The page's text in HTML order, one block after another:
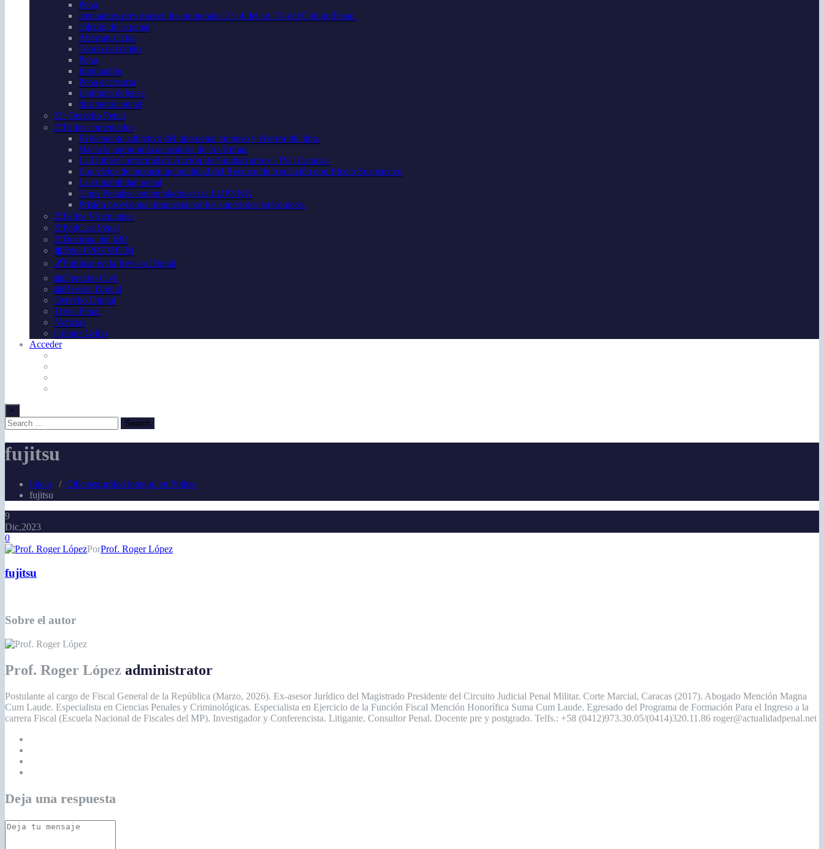
Pena
atenuantes previstas en los numerales 2 y 4 del art. 74 del Código Penal.
cálculo de la penal
Aberratio Ictus
Teoría del delito
Pena
Imputación
Pena accesoria
Legítima defensa
dosimetría penal
⚖️+Derecho Penal
⚖️Fallos comentados
El elemento subjetivo del tipo penal culposo y el error del tipo.
Hacia la autonomía acusatoria de la víctima.
La Doble Conformidad. Acción de Nulidad ante el TSJ. Caracas.
Los vicios de inconstitucionalidad del Recurso de Apelación con Efecto Suspensivo
La culpabilidad penal
Tipos Penales contemplados en la LOPNNA
Prisión provisional impuesta por los superiores jerárquicos.
⚖️Fallos Vínculantes
⚖️PodCast Penal
⚖️Doctrina del MP.
💲Penal PREMIUM
🖊️Publicar en la Revista Digital
📖Derecho Civil
📖Revista Digital
Derecho Digital
Trivia Penal
Noticias
Gómez Grillo
Acceder
×
fujitsu
Inicio / Ciberseguridad integral en Fujitsu
fujitsu
9
Dic,2023
0
PorProf. Roger López
fujitsu
Sobre el autor
Prof. Roger López administrator
Postulante al cargo de Fiscal General de la República (Marzo, 2026). Ex-asesor Jurídico del Magistrado Presidente del Circuito Judicial Penal Militar. Corte Marcial, Caracas (2017). Abogado Mención Magna
Cum Laude. Especialista en Ciencias Penales y Criminológicas. Especialista en Ejercicio de la Función Fiscal Mención Honorífica Suma Cum Laude. Egresado del Programa de Formación Para el Ingreso a la
carrera Fiscal (Escuela Nacional de Fiscales del MP). Investigador y Conferencista. Litigante. Consultor Penal. Docente pre y postgrado. Telfs.: +58 (0412)973.30.05/(0414)320.11.86 roger@actualidadpenal.net
Deja una respuesta